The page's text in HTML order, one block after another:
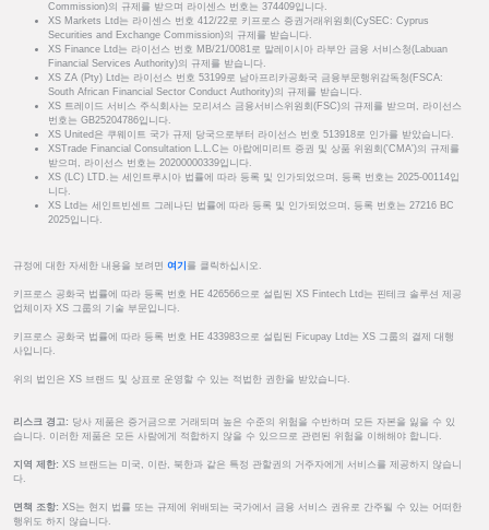
Commission)의 규제를 받으며 라이센스 번호는 374409입니다.
XS Markets Ltd는 라이센스 번호 412/22로 키프로스 증권거래위원회(CySEC: Cyprus
Securities and Exchange Commission)의 규제를 받습니다.
XS Finance Ltd는 라이선스 번호 MB/21/0081로 말레이시아 라부안 금융 서비스청(Labuan
Financial Services Authority)의 규제를 받습니다.
XS ZA (Pty) Ltd는 라이선스 번호 53199로 남아프리카공화국 금융부문행위감독청(FSCA:
South African Financial Sector Conduct Authority)의 규제를 받습니다.
XS 트레이드 서비스 주식회사는 모리셔스 금융서비스위원회(FSC)의 규제를 받으며, 라이선스
번호는 GB25204786입니다.
XS United은 쿠웨이트 국가 규제 당국으로부터 라이선스 번호 513918로 인가를 받았습니다.
XSTrade Financial Consultation L.L.C는 아랍에미리트 증권 및 상품 위원회('CMA')의 규제를
받으며, 라이선스 번호는 20200000339입니다.
XS (LC) LTD.는 세인트루시아 법률에 따라 등록 및 인가되었으며, 등록 번호는 2025-00114입
니다.
XS Ltd는 세인트빈센트 그레나딘 법률에 따라 등록 및 인가되었으며, 등록 번호는 27216 BC
2025입니다.
규정에 대한 자세한 내용을 보려면 여기 를 클릭하십시오.
키프로스 공화국 법률에 따라 등록 번호 HE 426566으로 설립된 XS Fintech Ltd는 핀테크 솔루션 제공
업체이자 XS 그룹의 기술 부문입니다.
키프로스 공화국 법률에 따라 등록 번호 HE 433983으로 설립된 Ficupay Ltd는 XS 그룹의 결제 대행
사입니다.
위의 법인은 XS 브랜드 및 상표로 운영할 수 있는 적법한 권한을 받았습니다.
리스크 경고: 당사 제품은 증거금으로 거래되며 높은 수준의 위험을 수반하며 모든 자본을 잃을 수 있
습니다. 이러한 제품은 모든 사람에게 적합하지 않을 수 있으므로 관련된 위험을 이해해야 합니다.
지역 제한: XS 브랜드는 미국, 이란, 북한과 같은 특정 관할권의 거주자에게 서비스를 제공하지 않습니
다.
면책 조항: XS는 현지 법률 또는 규제에 위배되는 국가에서 금융 서비스 권유로 간주될 수 있는 어떠한
행위도 하지 않습니다.